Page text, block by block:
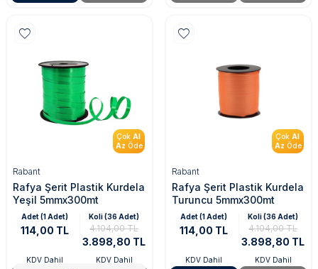
Çok Al
Az Öde
Rabant
Rafya Şerit Plastik Kurdela
Yeşil 5mmx300mt
Adet (1 Adet)
114,00 TL
KDV Dahil
Koli (36 Adet)
4.104,00 TL
3.898,80 TL
KDV Dahil
Çok Al
Az Öde
Rabant
Rafya Şerit Plastik Kurdela
Turuncu 5mmx300mt
Adet (1 Adet)
114,00 TL
KDV Dahil
Koli (36 Adet)
4.104,00 TL
3.898,80 TL
KDV Dahil